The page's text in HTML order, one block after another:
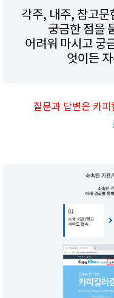
각주, 내주, 참고문
궁금한 점을
어려워 마시고 궁
엇이든
질문과 답변은 카